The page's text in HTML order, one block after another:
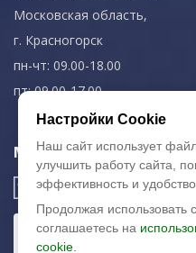
Московская область,
г. Красногорск
пн-чт: 09.00-18.00
пт: 09.00-17.00
Мы в соц. сетях
Настройки Cookie
Наш сайт использует
улучшить работу сайта,
эффективность и удобство.
Продолжая использовать
соглашаетесь на
cookie.